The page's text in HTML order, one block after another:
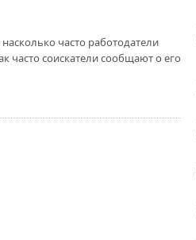
часто работодатели
часто соискатели сообщают о его